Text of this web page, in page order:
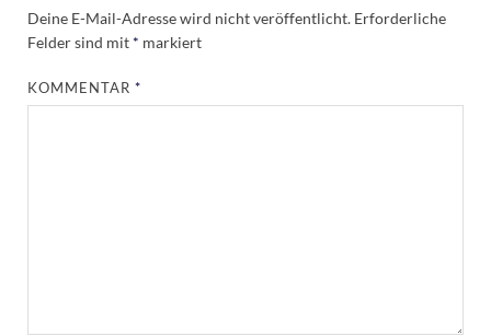
Deine E-Mail-Adresse wird nicht veröffentlicht. Erforderliche
Felder sind mit * markiert
KOMMENTAR*